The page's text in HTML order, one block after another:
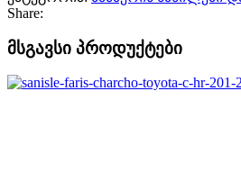
Share:
მსგავსი პროდუქტები